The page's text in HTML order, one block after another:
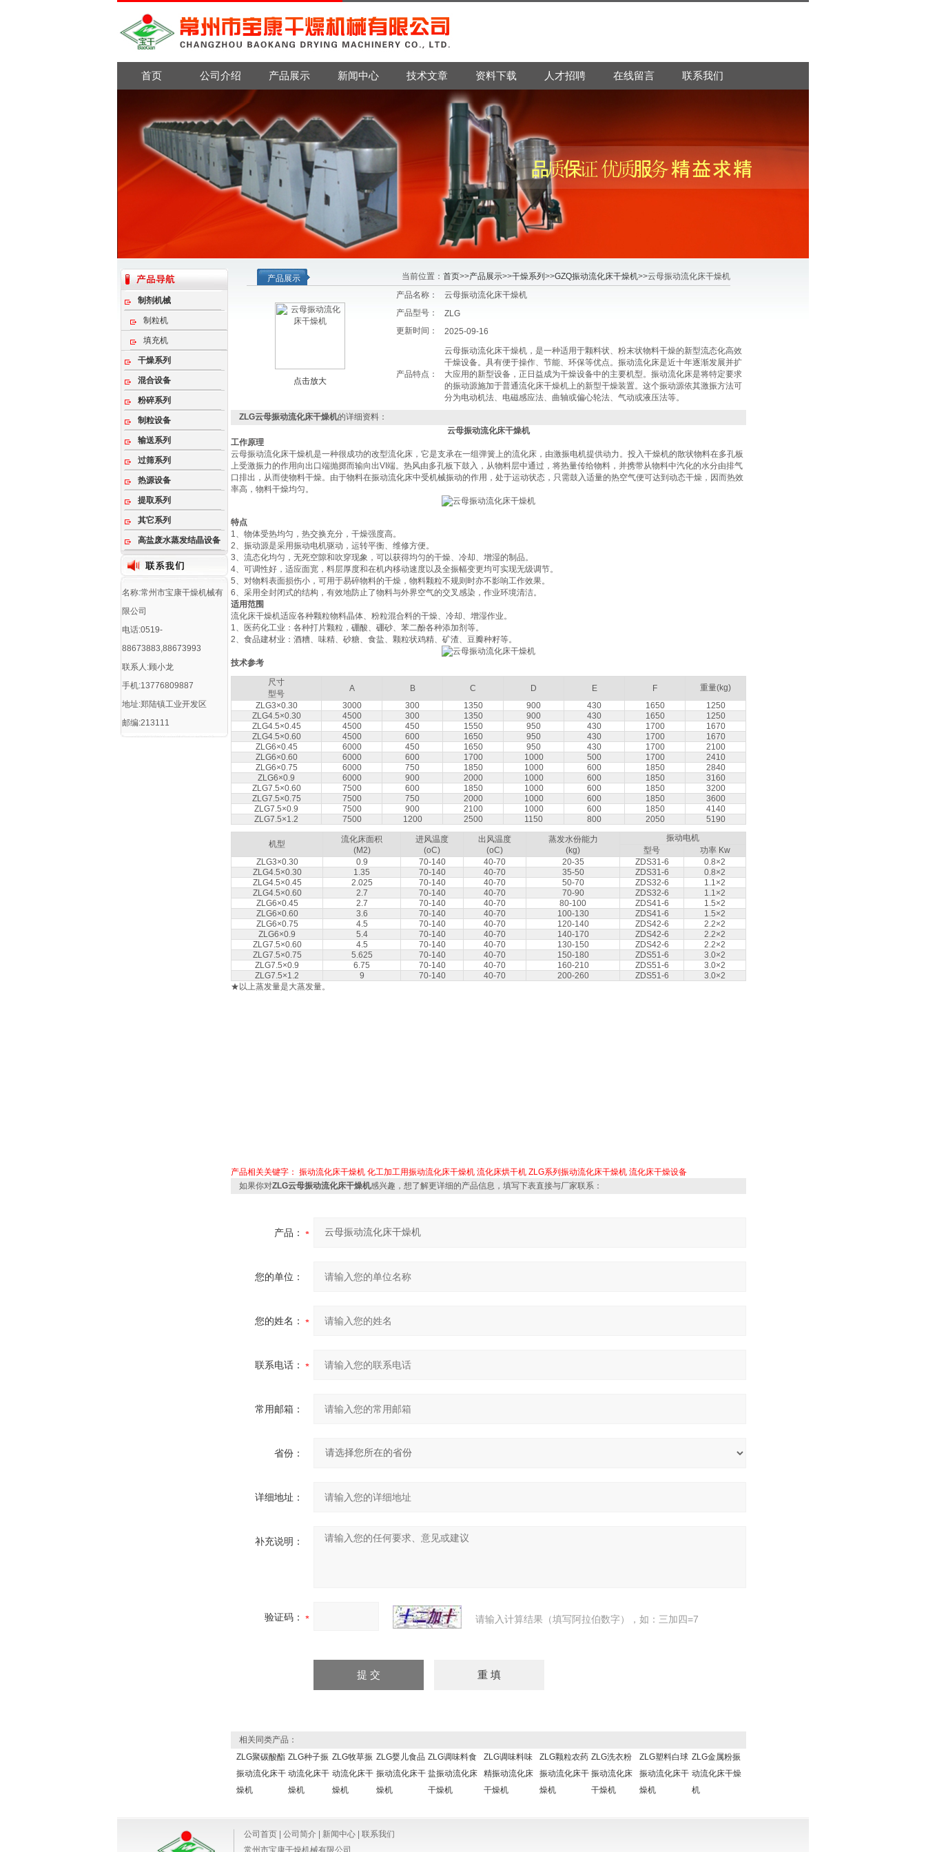
首页 公司介绍 产品展示 新闻中心 技术文章 资料下载 人才招聘 在线留言 联系我们
制剂机械
制粒机
填充机
干燥系列
混合设备
粉碎系列
制粒设备
输送系列
过筛系列
热源设备
提取系列
其它系列
高盐废水蒸发结晶设备
名称:常州市宝康干燥机械有
限公司
电话:0519-
88673883,88673993
联系人:顾小龙
手机:13776809887
地址:郑陆镇工业开发区
邮编:213111
产品展示 当前位置： 首页>>产品展示>>干燥系列 >>GZQ振动流化床干燥机>>云母振动流化床干燥机
点击放大
产品名称：
云母振动流化床干燥机
产品型号：
ZLG
更新时间：
2025-09-16
产品特点：
云母振动流化床干燥机，是一种适用于颗料状、粉末状物料干燥的新型流态化高效
干燥设备。具有便于操作、节能、环保等优点。振动流化床是近十年逐渐发展并扩
大应用的新型设备，正日益成为干燥设备中的主要机型。振动流化床是将特定要求
的振动源施加于普通流化床干燥机上的新型干燥装置。这个振动源依其激振方法可
分为电动机法、电磁感应法、曲轴或偏心轮法、气动或液压法等。
ZLG云母振动流化床干燥机的详细资料：
云母振动流化床干燥机
工作原理
云母振动流化床干燥机是一种很成功的改型流化床，它是支承在一组弹簧上的流化床，由激振电机提供动力。投入干燥机的散状物料在多孔板
上受激振力的作用向出口端抛掷而输向出VI端。热风由多孔板下鼓入，从物料层中通过，将热量传给物料，并携带从物料中汽化的水分由排气
口排出，从而使物料干燥。由于物料在振动流化床中受机械振动的作用，处于运动状态，只需鼓入适量的热空气便可达到动态干燥，因而热效
率高，物料干燥均匀。
特点
1、物体受热均匀，热交换充分，干燥强度高。
2、振动源是采用振动电机驱动，运转平衡、维修方便。
3、流态化均匀，无死空隙和吹穿现象，可以获得均匀的干燥、冷却、增湿的制品。
4、可调性好，适应面宽，料层厚度和在机内移动速度以及全振幅变更均可实现无级调节。
5、对物料表面损伤小，可用于易碎物料的干燥，物料颗粒不规则时亦不影响工作效果。
6、采用全封闭式的结构，有效地防止了物料与外界空气的交叉感染，作业环境清洁。
适用范围
流化床干燥机适应各种颗粒物料晶体、粉粒混合料的干燥、冷却、增湿作业。
1、医药化工业：各种打片颗粒，硼酸、硼砂、苯二酚各种添加剂等。
2、食品建材业：酒糟、味精、砂糖、食盐、颗粒状鸡精、矿渣、豆瓣种籽等。
技术参考
尺寸
型号
A B C D E F
重量(kg)
ZLG3×0.30
3000 300 1350 900 430 1650
1250
ZLG4.5×0.30
4500 300 1350 900 430 1650
1250
ZLG4.5×0.45
4500 450 1550 950 430 1700
1670
ZLG4.5×0.60
4500 600 1650 950 430 1700
1670
ZLG6×0.45
6000 450 1650 950 430 1700
2100
ZLG6×0.60
6000 600 1700 1000 500 1700
2410
ZLG6×0.75
6000 750 1850 1000 600 1850
2840
ZLG6×0.9
6000 900 2000 1000 600 1850
3160
ZLG7.5×0.60
7500 600 1850 1000 600 1850
3200
ZLG7.5×0.75
7500 750 2000 1000 600 1850
3600
ZLG7.5×0.9
7500 900 2100 1000 600 1850
4140
ZLG7.5×1.2
7500 1200 2500 1150 800 2050 5190
机型
流化床面积
(M2)
进风温度
(oC)
出风温度
(oC)
蒸发水份能力
(kg)
振动电机
型号
功率 Kw
ZLG3×0.30
0.9 70-140 40-70 20-35 ZDS31-6
0.8×2
ZLG4.5×0.30
1.35 70-140 40-70 35-50 ZDS31-6
0.8×2
ZLG4.5×0.45
2.025 70-140 40-70 50-70 ZDS32-6
1.1×2
ZLG4.5×0.60
2.7 70-140 40-70 70-90 ZDS32-6
1.1×2
ZLG6×0.45
2.7 70-140 40-70 80-100 ZDS41-6
1.5×2
ZLG6×0.60
3.6 70-140 40-70 100-130 ZDS41-6
1.5×2
ZLG6×0.75
4.5 70-140 40-70 120-140 ZDS42-6
2.2×2
ZLG6×0.9
5.4 70-140 40-70 140-170 ZDS42-6
2.2×2
ZLG7.5×0.60
4.5 70-140 40-70 130-150 ZDS42-6
2.2×2
ZLG7.5×0.75
5.625 70-140 40-70 150-180 ZDS51-6
3.0×2
ZLG7.5×0.9
6.75 70-140 40-70 160-210 ZDS51-6
3.0×2
ZLG7.5×1.2
9 70-140 40-70 200-260 ZDS51-6
3.0×2
★以上蒸发量是大蒸发量。
产品相关关键字： 振动流化床干燥机 化工加工用振动流化床干燥机 流化床烘干机 ZLG系列振动流化床干燥机 流化床干燥设备
如果你对ZLG云母振动流化床干燥机感兴趣，想了解更详细的产品信息，填写下表直接与厂家联系：
产品：
您的单位：
您的姓名：
联系电话：
常用邮箱：
省份：
详细地址：
补充说明：
验证码： 请输入计算结果（填写阿拉伯数字），如：三加四=7
相关同类产品：
ZLG聚碳酸酯
振动流化床干
燥机
ZLG种子振
动流化床干
燥机
ZLG牧草振
动流化床干
燥机
ZLG婴儿食品
振动流化床干
燥机
ZLG调味料食
盐振动流化床
干燥机
ZLG调味料味
精振动流化床
干燥机
ZLG颗粒农药
振动流化床干
燥机
ZLG洗衣粉
振动流化床
干燥机
ZLG塑料白球
振动流化床干
燥机
ZLG金属粉振
动流化床干燥
机
公司首页 公司简介 新闻中心
联系我们
常州市宝康干燥机械有限公司